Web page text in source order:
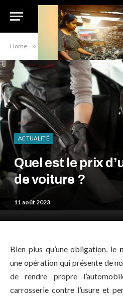
Home » Actualité » Quel est le prix
ACTUALITÉ
Quel est le prix
de voiture ?
11 août 2023
Bien plus qu’une obligation, le
une opération qui présente de
de rendre propre
carrosserie contre l’usure et